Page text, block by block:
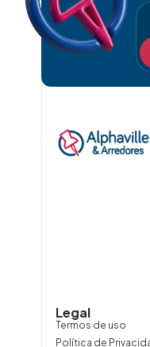
Legal
Termos de uso
Política de